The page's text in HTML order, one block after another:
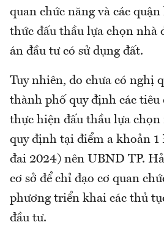
quan chức năng và các
thức đấu thầu lựa chọn nhà
án đầu tư có sử dụng đất.
Tuy nhiên, do chưa có nghị
thành phố quy định các tiêu
thực hiện đấu thầu lựa chọn
quy định tại điểm a khoản
đai 2024) nên UBND TP.
cơ sở để chỉ đạo cơ quan
phương triển khai các thủ
đầu tư.